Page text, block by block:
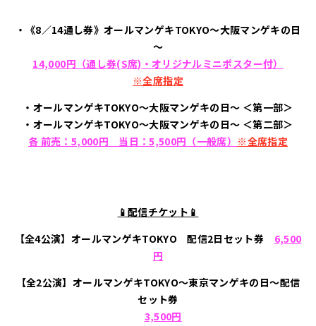
・《8／14通し券》オールマンゲキTOKYO～大阪マンゲキの日
～
14,000円（通し券(S席) ・オリジナルミニポスター付）
※全席指定
・オールマンゲキTOKYO～大阪マンゲキの日～ ＜第一部＞
・オールマンゲキTOKYO～大阪マンゲキの日～ ＜第二部＞
各 前売：5,000円 当日：5,500円（一般席） ※全席指定
📱配信チケット📱
【全4公演】オールマンゲキTOKYO 配信2日セット券
6,500
円
【全2公演】オールマンゲキTOKYO～東京マンゲキの日～配信
セット券
3,500円